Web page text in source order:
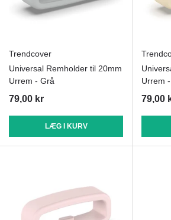
Trendcover
Universal Remholder til 20mm
Urrem - Grå
79,00 kr
LÆG I KURV
Urrem
79,00